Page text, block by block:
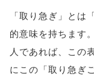
「取り急ぎ」とは
的意味を持ちます
人であれば、この
にこの「取り急ぎ